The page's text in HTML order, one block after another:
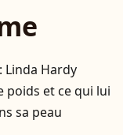
Linda Hardy
poids et ce qui lui
sa peau